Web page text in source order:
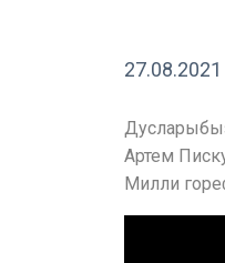
27.08.2021
Артем
Милли